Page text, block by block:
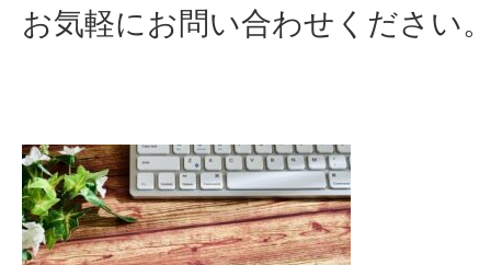
お気軽にお問い合わせください